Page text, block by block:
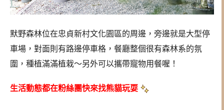
默野森林位在忠貞新村文化園區的周邊，旁邊就是大型停
車場，對面則有路邊停車格，餐廳整個很有森林系的氛
圍，種植滿滿植栽～另外可以攜帶寵物用餐喔！
生活動態都在粉絲團快來找熊貓玩耍